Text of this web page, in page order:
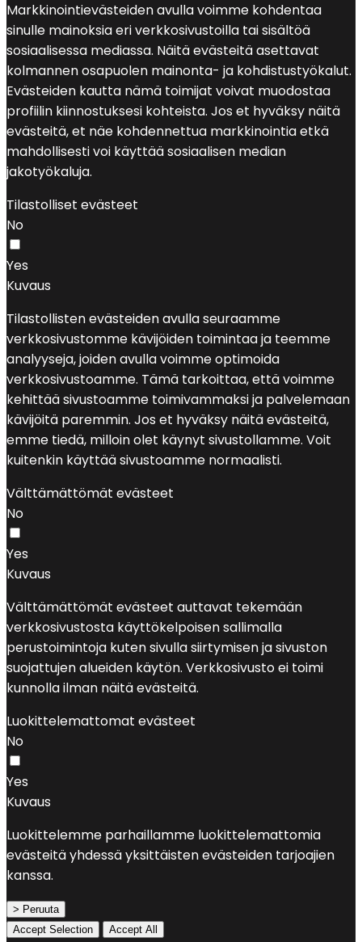
Markkinointievästeiden avulla voimme kohdentaa
sinulle mainoksia eri verkkosivustoilla tai sisältöä
sosiaalisessa mediassa. Näitä evästeitä asettavat
kolmannen osapuolen mainonta- ja kohdistustyökalut.
Evästeiden kautta nämä toimijat voivat muodostaa
profiilin kiinnostuksesi kohteista. Jos et hyväksy näitä
evästeitä, et näe kohdennettua markkinointia etkä
mahdollisesti voi käyttää sosiaalisen median
jakotyökaluja.
Tilastolliset evästeet
No
Yes
Kuvaus
Tilastollisten evästeiden avulla seuraamme
verkkosivustomme kävijöiden toimintaa ja teemme
analyyseja, joiden avulla voimme optimoida
verkkosivustoamme. Tämä tarkoittaa, että voimme
kehittää sivustoamme toimivammaksi ja palvelemaan
kävijöitä paremmin. Jos et hyväksy näitä evästeitä,
emme tiedä, milloin olet käynyt sivustollamme. Voit
kuitenkin käyttää sivustoamme normaalisti.
Välttämättömät evästeet
No
Yes
Kuvaus
Välttämättömät evästeet auttavat tekemään
verkkosivustosta käyttökelpoisen sallimalla
perustoimintoja kuten sivulla siirtymisen ja sivuston
suojattujen alueiden käytön. Verkkosivusto ei toimi
kunnolla ilman näitä evästeitä.
Luokittelemattomat evästeet
No
Yes
Kuvaus
Luokittelemme parhaillamme luokittelemattomia
evästeitä yhdessä yksittäisten evästeiden tarjoajien
kanssa.
> Peruuta
Accept Selection
Accept All